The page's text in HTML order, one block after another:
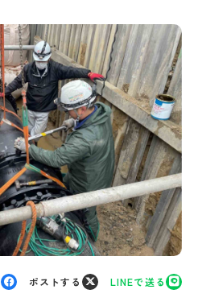
ポストする LINEで送る